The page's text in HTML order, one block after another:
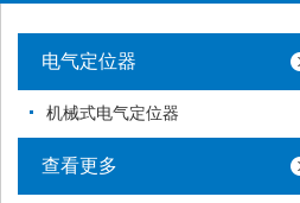
电气定位器
机械式电气定位器
查看更多